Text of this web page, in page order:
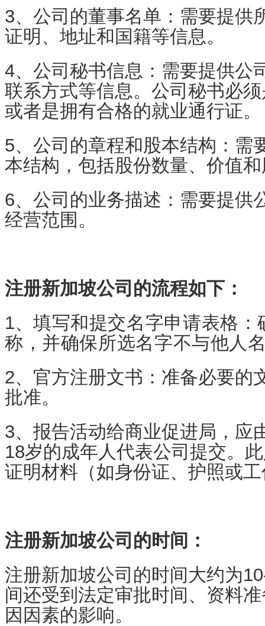
3、公司的董事名单：需要提供
证明、地址和国籍等信息。
4、公司秘书信息：需要提供公
联系方式等信息。公司秘书必
或者是拥有合格的就业通行证。
5、公司的章程和股本结构：需
本结构，包括股份数量、价值
6、公司的业务描述：需要提供
经营范围。
注册新加坡公司的流程如下：
1、 填写和提交名字申请表格
称，并确保所选名字不与他人
2、官方注册文书：准备必要的
批准。
3、报告活动给商业促进局，应
18岁的成年人代表公司提交。
证明材料（如身份证、护照或
注册新加坡公司的时间：
注册新加坡公司的时间大约为
间还受到法定审批时间、资料
因因素的影响。